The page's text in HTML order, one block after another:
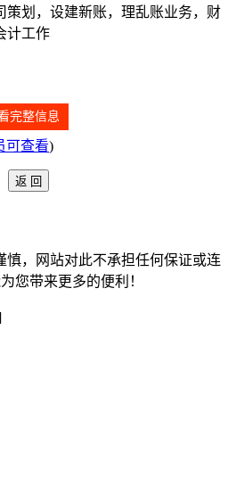
策划，设建新账，理乱账业务，财
计工作
完整信息
可查看)
慎，网站对此不承担任何保证或连
您带来更多的便利！